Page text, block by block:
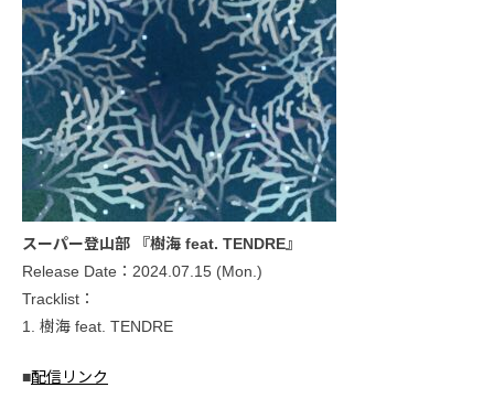
スーパー登山部 『樹海 feat. TENDRE』
Release Date：2024.07.15 (Mon.)
Tracklist：
1. 樹海 feat. TENDRE
■配信リンク